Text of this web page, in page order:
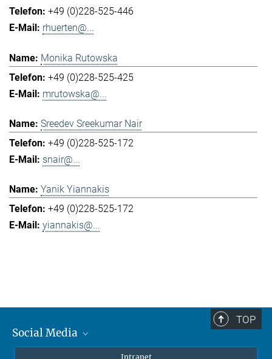
+49 (0)228-525-446
rhuerten@...
Monika Rutowska
+49 (0)228-525-425
mrutowska@...
Sreedev Sreekumar Nair
+49 (0)228-525-172
snair@...
Yanik Yiannakis
+49 (0)228-525-172
yiannakis@...
TOP
Social Media
Intranet